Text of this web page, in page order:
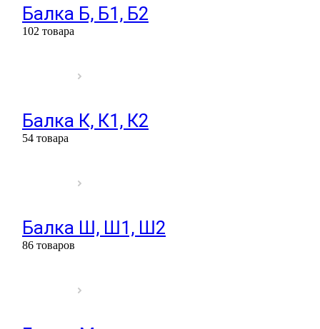
Балка Б, Б1, Б2
102 товара
Балка К, К1, К2
54 товара
Балка Ш, Ш1, Ш2
86 товаров